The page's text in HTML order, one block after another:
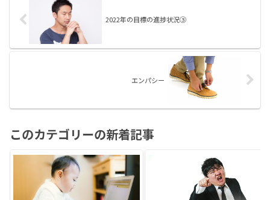
目標のうち、②プログラム開発...
2022年の目標の進捗状況③
エンパシー
このカテゴリーの新着記事